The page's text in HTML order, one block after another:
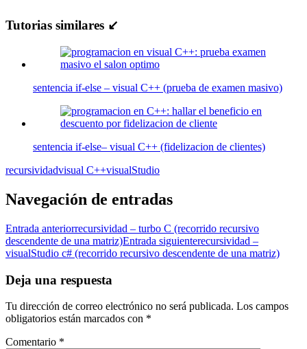
Tutorias similares ↙
sentencia if-else – visual C++ (prueba de examen masivo)
sentencia if-else– visual C++ (fidelizacion de clientes)
recursividadvisual C++visualStudio
Navegación de entradas
Entrada anteriorrecursividad – turbo C (recorrido recursivo
descendente de una matriz)Entrada siguienterecursividad –
visualStudio c# (recorrido recursivo descendente de una matriz)
Deja una respuesta
Tu dirección de correo electrónico no será publicada. Los campos
obligatorios están marcados con *
Comentario *